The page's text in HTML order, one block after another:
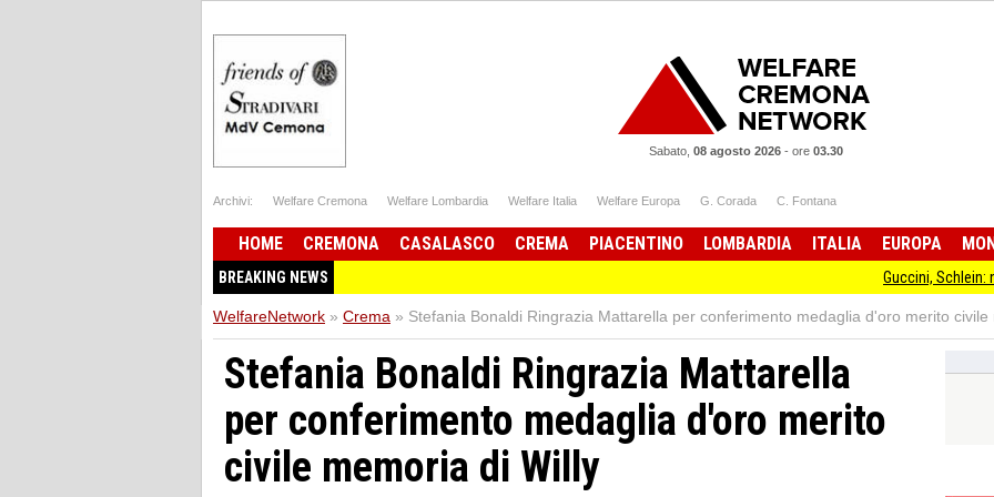
Sabato, 08 agosto 2026- ore 03.30
Archivi: Welfare Cremona Welfare Lombardia Welfare Italia Welfare Europa G. Corada C. Fontana
HOME CREMONA CASALASCO CREMA PIACENTINO LOMBARDIA ITALIA EUROPA
BREAKING NEWS Guccini, Schlein: non ha mai
WelfareNetwork » Crema » Stefania Bonaldi Ringrazia Mattarella per conferimento medaglia d'oro merito civile
Stefania Bonaldi Ringrazia Mattarella
per conferimento medaglia d'oro merito
civile memoria di Willy